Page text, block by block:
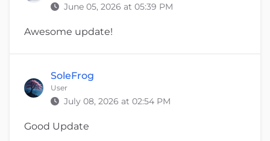
June 05, 2026 at 05:39 PM
Awesome update!
SoleFrog
User
July 08, 2026 at 02:54 PM
Good Update